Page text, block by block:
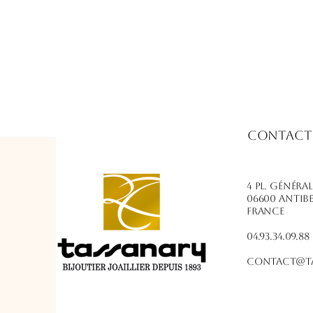
Contact
4 PL.
06600
France
04.93.34.09.88